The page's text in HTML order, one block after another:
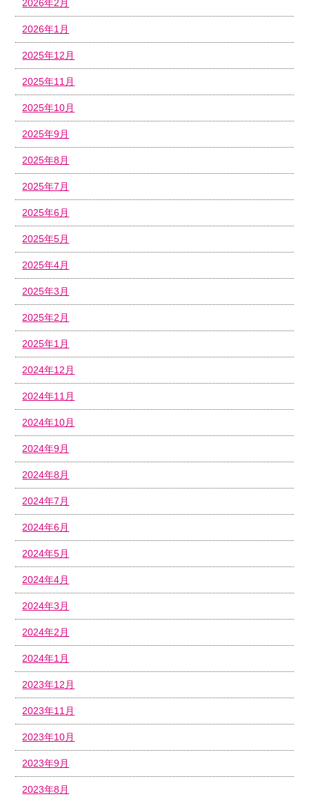
2026年2月
2026年1月
2025年12月
2025年11月
2025年10月
2025年9月
2025年8月
2025年7月
2025年6月
2025年5月
2025年4月
2025年3月
2025年2月
2025年1月
2024年12月
2024年11月
2024年10月
2024年9月
2024年8月
2024年7月
2024年6月
2024年5月
2024年4月
2024年3月
2024年2月
2024年1月
2023年12月
2023年11月
2023年10月
2023年9月
2023年8月